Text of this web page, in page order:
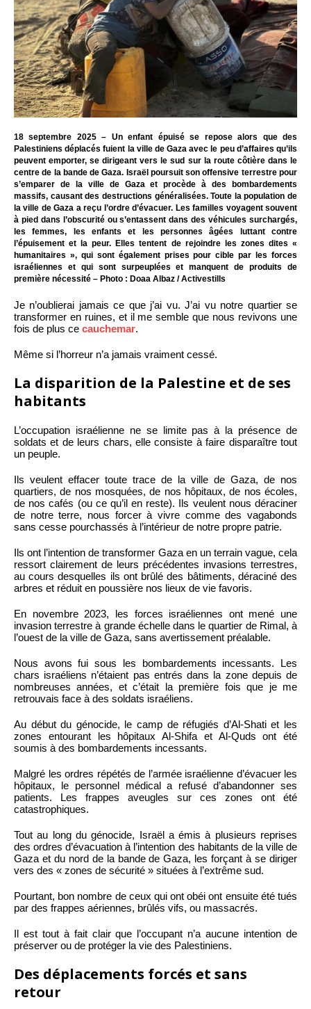
18 septembre 2025 – Un enfant épuisé se repose alors que des
Palestiniens déplacés fuient la ville de Gaza avec le peu d’affaires qu’ils
peuvent emporter, se dirigeant vers le sud sur la route côtière dans le
centre de la bande de Gaza. Israël poursuit son offensive terrestre pour
s’emparer de la ville de Gaza et procède à des bombardements
massifs, causant des destructions généralisées. Toute la population de
la ville de Gaza a reçu l’ordre d’évacuer. Les familles voyagent souvent
à pied dans l’obscurité ou s’entassent dans des véhicules surchargés,
les femmes, les enfants et les personnes âgées luttant contre
l’épuisement et la peur. Elles tentent de rejoindre les zones dites «
humanitaires », qui sont également prises pour cible par les forces
israéliennes et qui sont surpeuplées et manquent de produits de
première nécessité – Photo : Doaa Albaz / Activestills
Je n’oublierai jamais ce que j’ai vu. J’ai vu notre quartier se
transformer en ruines, et il me semble que nous revivons une
fois de plus ce cauchemar.
Même si l’horreur n’a jamais vraiment cessé.
La disparition de la Palestine et de ses
habitants
L’occupation israélienne ne se limite pas à la présence de
soldats et de leurs chars, elle consiste à faire disparaître tout
un peuple.
Ils veulent effacer toute trace de la ville de Gaza, de nos
quartiers, de nos mosquées, de nos hôpitaux, de nos écoles,
de nos cafés (ou ce qu’il en reste). Ils veulent nous déraciner
de notre terre, nous forcer à vivre comme des vagabonds
sans cesse pourchassés à l’intérieur de notre propre patrie.
Ils ont l’intention de transformer Gaza en un terrain vague, cela
ressort clairement de leurs précédentes invasions terrestres,
au cours desquelles ils ont brûlé des bâtiments, déraciné des
arbres et réduit en poussière nos lieux de vie favoris.
En novembre 2023, les forces israéliennes ont mené une
invasion terrestre à grande échelle dans le quartier de Rimal, à
l’ouest de la ville de Gaza, sans avertissement préalable.
Nous avons fui sous les bombardements incessants. Les
chars israéliens n’étaient pas entrés dans la zone depuis de
nombreuses années, et c’était la première fois que je me
retrouvais face à des soldats israéliens.
Au début du génocide, le camp de réfugiés d’Al-Shati et les
zones entourant les hôpitaux Al-Shifa et Al-Quds ont été
soumis à des bombardements incessants.
Malgré les ordres répétés de l’armée israélienne d’évacuer les
hôpitaux, le personnel médical a refusé d’abandonner ses
patients. Les frappes aveugles sur ces zones ont été
catastrophiques.
Tout au long du génocide, Israël a émis à plusieurs reprises
des ordres d’évacuation à l’intention des habitants de la ville de
Gaza et du nord de la bande de Gaza, les forçant à se diriger
vers des « zones de sécurité » situées à l’extrême sud.
Pourtant, bon nombre de ceux qui ont obéi ont ensuite été tués
par des frappes aériennes, brûlés vifs, ou massacrés.
Il est tout à fait clair que l’occupant n’a aucune intention de
préserver ou de protéger la vie des Palestiniens.
Des déplacements forcés et sans
retour